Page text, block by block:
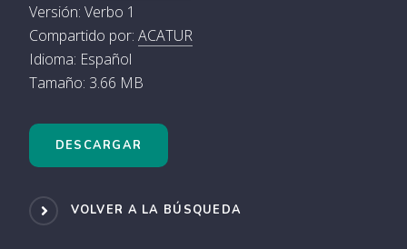
Versión: Verbo 1
Compartido por: ACATUR
Idioma: Español
Tamaño: 3.66 MB
DESCARGAR
VOLVER A LA BÚSQUEDA